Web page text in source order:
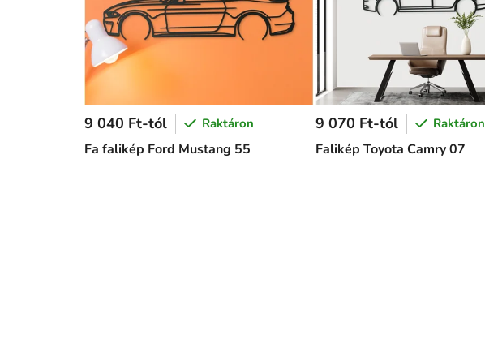
Fa falikép Ford Mustang 55
9 040 Ft-tól Raktáron
Falikép Toyota Camry 07
9 070 Ft-tól Raktáron